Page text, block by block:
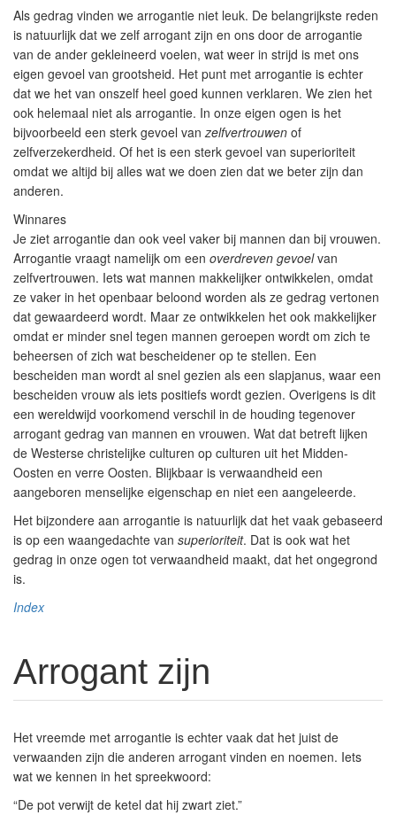
Als gedrag vinden we arrogantie niet leuk. De belangrijkste reden
is natuurlijk dat we zelf arrogant zijn en ons door de arrogantie
van de ander gekleineerd voelen, wat weer in strijd is met ons
eigen gevoel van grootsheid. Het punt met arrogantie is echter
dat we het van onszelf heel goed kunnen verklaren. We zien het
ook helemaal niet als arrogantie. In onze eigen ogen is het
bijvoorbeeld een sterk gevoel vanzelfvertrouwen of
zelfverzekerdheid. Of het is een sterk gevoel van superioriteit
omdat we altijd bij alles wat we doen zien dat we beter zijn dan
anderen.
Winnares
Je ziet arrogantie dan ook veel vaker bij mannen dan bij vrouwen.
Arrogantie vraagt namelijk om een overdreven gevoelvan
zelfvertrouwen. Iets wat mannen makkelijker ontwikkelen, omdat
ze vaker in het openbaar beloond worden als ze gedrag vertonen
dat gewaardeerd wordt. Maar ze ontwikkelen het ook makkelijker
omdat er minder snel tegen mannen geroepen wordt om zich te
beheersen of zich wat bescheidener op te stellen. Een
bescheiden man wordt al snel gezien als een slapjanus, waar een
bescheiden vrouw als iets positiefs wordt gezien. Overigens is dit
een wereldwijd voorkomend verschil in de houding tegenover
arrogant gedrag van mannen en vrouwen. Wat dat betreft lijken
de Westerse christelijke culturen op culturen uit het Midden-
Oosten en verre Oosten. Blijkbaar is verwaandheid een
aangeboren menselijke eigenschap en niet een aangeleerde.
Het bijzondere aan arrogantie is natuurlijk dat het vaak gebaseerd
is op een waangedachte van superioriteit. Dat is ook wat het
gedrag in onze ogen tot verwaandheid maakt, dat het ongegrond
is.
Index
Arrogant zijn
Het vreemde met arrogantie is echter vaak dat het juist de
verwaanden zijn die anderen arrogant vinden en noemen. Iets
wat we kennen in het spreekwoord:
“De pot verwijt de ketel dat hij zwart ziet.”